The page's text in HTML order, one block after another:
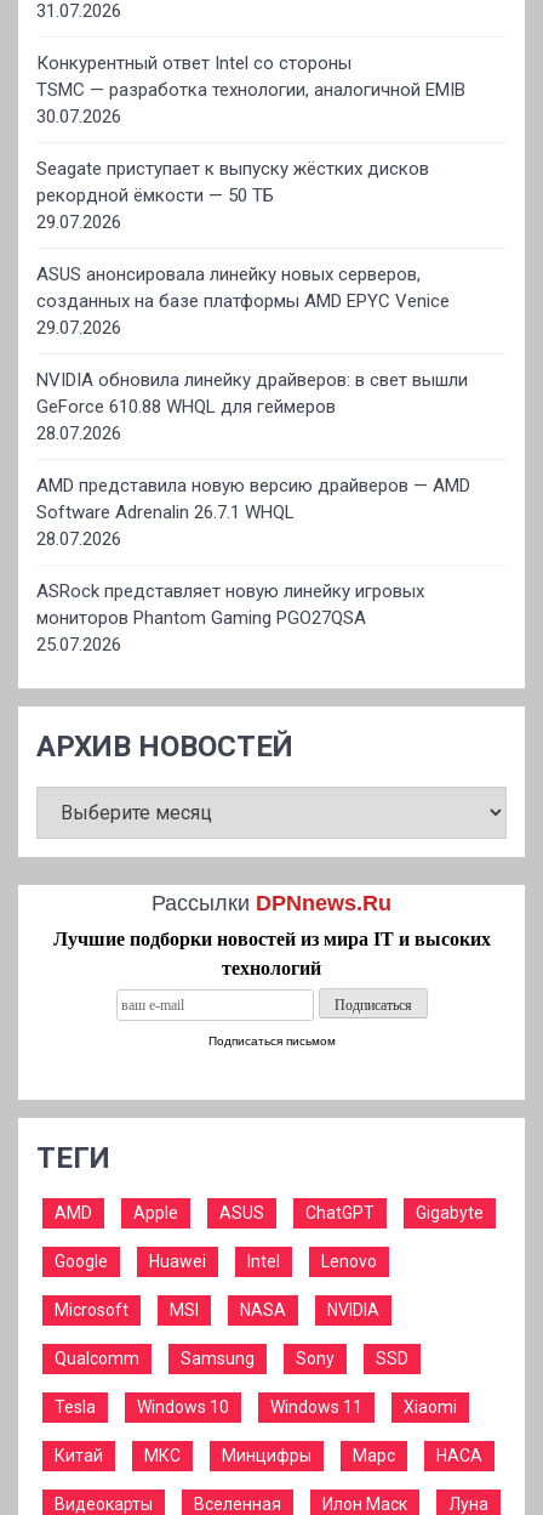
31.07.2026
Конкурентный ответ Intel со стороны
TSMC — разработка технологии, аналогичной EMIB
30.07.2026
Seagate приступает к выпуску жёстких дисков
рекордной ёмкости — 50 ТБ
29.07.2026
ASUS анонсировала линейку новых серверов,
созданных на базе платформы AMD EPYC Venice
29.07.2026
NVIDIA обновила линейку драйверов: в свет вышли
GeForce 610.88 WHQL для геймеров
28.07.2026
AMD представила новую версию драйверов — AMD
Software Adrenalin 26.7.1 WHQL
28.07.2026
ASRock представляет новую линейку игровых
мониторов Phantom Gaming PGO27QSA
25.07.2026
АРХИВ НОВОСТЕЙ
НОВОСТЕЙ
Рассылки DPNnews.Ru
Лучшие подборки новостей из мира IT и высоких
технологий
Подписаться письмом
ТЕГИ
AMD Apple ASUS ChatGPT Gigabyte
Google Huawei Intel Lenovo
Microsoft MSI NASA NVIDIA
Qualcomm Samsung Sony SSD
Tesla Windows 10 Windows 11 Xiaomi
Китай МКС Минцифры Марс НАСА
Видеокарты Вселенная Илон Маск Луна